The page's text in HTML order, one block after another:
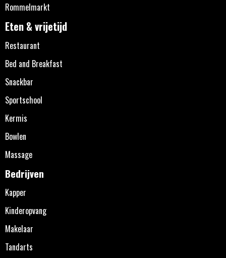
Rommelmarkt
Eten & vrijetijd
Restaurant
Bed and Breakfast
Snackbar
Sportschool
Kermis
Bowlen
Massage
Bedrijven
Kapper
Kinderopvang
Makelaar
Tandarts